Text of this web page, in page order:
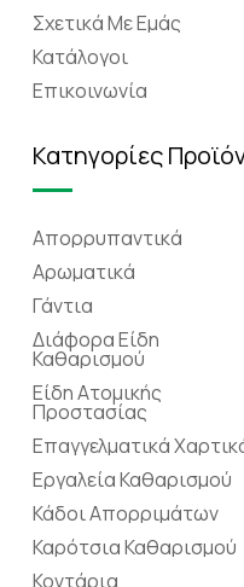
Σχετικά Mε Eμάς
Κατάλογοι
Επικοινωνία
Κατηγορίες
Απορρυπαντικά
Αρωματικά
Γάντια
Διάφορα Είδη
Καθαρισμού
Είδη Ατομικής
Προστασίας
Επαγγελματικά
Εργαλεία Καθαρισμού
Κάδοι Απορριμάτων
Καρότσια Καθαρισμού
Κοντάρια